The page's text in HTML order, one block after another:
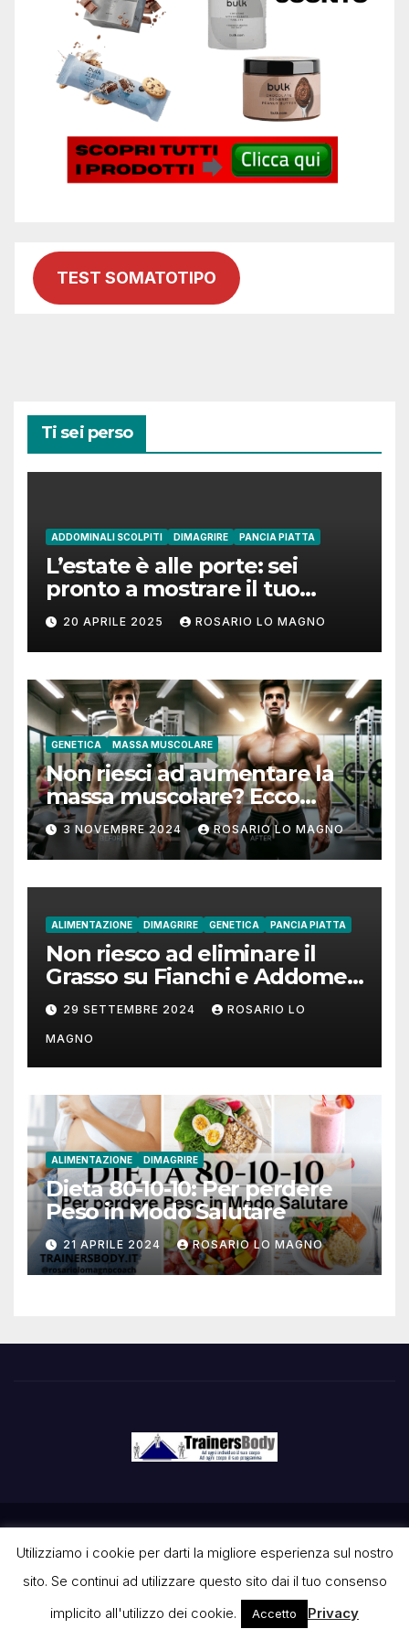
TEST SOMATOTIPO
Ti sei perso
ADDOMINALI SCOLPITI DIMAGRIRE PANCIA PIATTA
L’estate è alle porte: sei
pronto a mostrare il tuo
addome piatto?
20 APRILE 2025 ROSARIO LO MAGNO
GENETICA MASSA MUSCOLARE
Non riesci ad aumentare la
massa muscolare? Ecco
come fare!
3 NOVEMBRE 2024 ROSARIO LO MAGNO
ALIMENTAZIONE DIMAGRIRE GENETICA PANCIA PIATTA
Non riesco ad eliminare il
Grasso su Fianchi e Addome:
cause e rimedi
29 SETTEMBRE 2024 ROSARIO LO
MAGNO
ALIMENTAZIONE DIMAGRIRE
Dieta 80-10-10: Per perdere
Peso in Modo Salutare
21 APRILE 2024 ROSARIO LO MAGNO
Themeansar.
Contatti Privacy PolicyCondizioni d’uso
Utilizziamo i cookie per darti la migliore esperienza sul nostro
sito. Se continui ad utilizzare questo sito dai il tuo consenso
implicito all'utilizzo dei cookie.
Accetto Privacy